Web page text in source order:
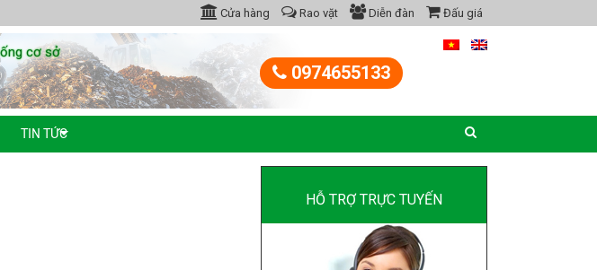
Cửa hàng Rao vặt Diễn đàn Đấu giá
cơ sở
0974655133
TIN TỨC
HỖ TRỢ TRỰC TUYẾN